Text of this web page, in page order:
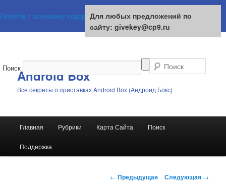
Перейти к основному содержимому
Android Box
Все секреты о приставках Android Box (Андроид Бокс)
Поиск
Главная Рубрики Карта Сайта Поиск
Поддержка
Навигация
← Предыдущая Следующая →
Для любых предложений по
сайту: givekey@cp9.ru
Для любых предложений по
сайту: givekey@cp9.ru